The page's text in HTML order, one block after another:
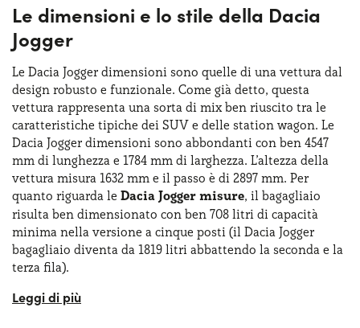
e di unastation wagon . Si tratta della scelta ideale per
chi ricerca spazio senza rinunciare alla praticità ed è un
modello che mostra in modo concreto la filosofia Dacia di
proporre auto sempre essenziali ma funzionali. La Dacia
Jogger si adatta a molteplici esigenze di mobilità ed è
basata sulla piattaforma CMF-B, la stessa di altre vetture
di successo come la Renault Clio V o la Dacia Sandero III.
Le dimensioni e lo stile della Dacia
Jogger
Le Dacia Jogger dimensioni sono quelle di una vettura dal
design robusto e funzionale. Come già detto, questa
vettura rappresenta una sorta di mix ben riuscito tra le
caratteristiche tipiche dei SUV e delle station wagon. Le
Dacia Jogger dimensioni sono abbondanti con ben 4547
mm di lunghezza e 1784 mm di larghezza. L’altezza della
vettura misura 1632 mm e il passo è di 2897 mm. Per
quanto riguarda le Dacia Jogger misure, il bagagliaio
risulta ben dimensionato con ben 708 litri di capacità
minima nella versione a cinque posti (il Dacia Jogger
bagagliaio diventa da 1819 litri abbattendo la seconda e la
terza fila).
Lo stile della Jogger è caratterizzato da linee semplici ma